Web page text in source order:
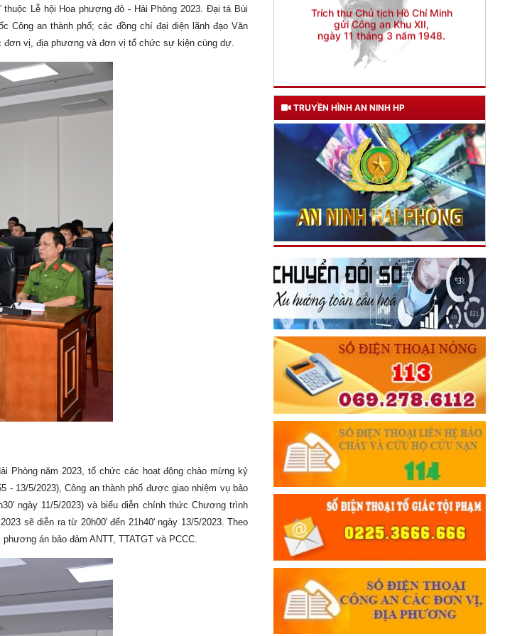
Lễ hội Hoa phượng đỏ - Hải Phòng 2023. Đại tá Bùi
Công an thành phố; các đồng chí đại diện lãnh đạo Văn
đơn vị, địa phương và đơn vị tổ chức sự kiện cùng dự.
Phòng năm 2023, tổ chức các hoạt động chào mừng kỷ
- 13/5/2023), Công an thành phố được giao nhiệm vụ bảo
ngày 11/5/2023) và biểu diễn chính thức Chương trình
sẽ diễn ra từ 20h00' đến 21h40' ngày 13/5/2023. Theo
án bảo đảm ANTT, TTATGT và PCCC.
TRUYỀN HÌNH AN NINH HP